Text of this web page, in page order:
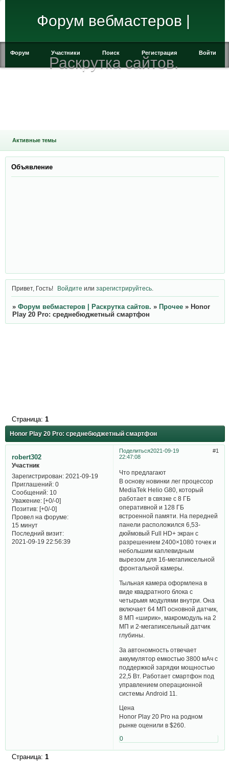
Форум вебмастеров |
Раскрутка сайтов.
Форум Участники Поиск Регистрация Войти
Активные темы
Объявление
Привет, Гость! Войдите илизарегистрируйтесь
» Форум вебмастеров | Раскрутка сайтов. » Прочее » Honor
Play 20 Pro: среднебюджетный смартфон
Honor Play 20 Pro: среднебюджетный смартфон
Страница: 1
Поделиться 1
2021-09-19
22:47:08
robert302
Участник
Зарегистрирован: 2021-09-19
Приглашений:0
Сообщений:10
Уважение: [+0/-0]
Позитив: [+0/-0]
Провел на форуме:
15 минут
Последний визит:
2021-09-19 22:56:39
Что предлагают
В основу новинки лег процессор
MediaTek Helio G80, который
работает в связке с 8 ГБ
оперативной и 128 ГБ
встроенной памяти. На передней
панели расположился 6,53-
дюймовый Full HD+ экран с
разрешением 2400×1080 точек и
небольшим каплевидным
вырезом для 16-мегапиксельной
фронтальной камеры.
Тыльная камера оформлена в
виде квадратного блока с
четырьмя модулями внутри. Она
включает 64 МП основной датчик,
8 МП «ширик», макромодуль на 2
МП и 2-мегапиксельный датчик
глубины.
За автономность отвечает
аккумулятор емкостью 3800 мАч с
поддержкой зарядки мощностью
22,5 Вт. Работает смартфон под
управлением операционной
системы Android 11.
Цена
Honor Play 20 Pro на родном
рынке оценили в $260.
0
Страница: 1